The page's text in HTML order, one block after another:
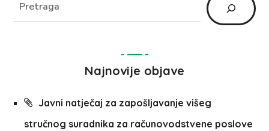
Najnovije objave
Javni natječaj za zapošljavanje višeg
stručnog suradnika za računovodstvene poslove